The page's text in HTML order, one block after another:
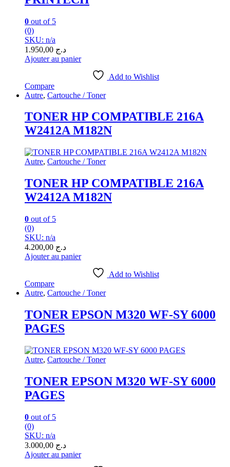
0 out of 5
(0)
SKU: n/a
د.ج
Ajouter au panier
Add to Wishlist
Compare
Autre, Cartouche / Toner
TONER HP COMPATIBLE 216A
W2412A M182N
Autre, Cartouche / Toner
TONER HP COMPATIBLE 216A
W2412A M182N
0 out of 5
(0)
SKU: n/a
د.ج
Ajouter au panier
Add to Wishlist
Compare
Autre, Cartouche / Toner
TONER EPSON M320 WF-SY 6000
PAGES
Autre, Cartouche / Toner
TONER EPSON M320 WF-SY 6000
PAGES
0 out of 5
(0)
SKU: n/a
د.ج
Ajouter au panier